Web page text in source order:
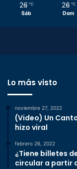
26 ℃
Sáb
26 ℃
Dom
Lo más visto
noviembre 27, 2022
(Video) Un
hizo viral
febrero 26, 2022
¿Tiene billetes
circular a partir